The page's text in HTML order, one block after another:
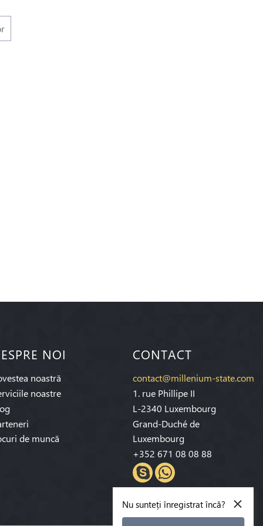
NOI
noastră
noastre
de muncă
CONTACT
contact@millenium-state.com
1. rue Phillipe II
L-2340 Luxembourg
Grand-Duché de
Luxembourg
+352 671 08 08 88
×
Nu sunteți înregistrat încă?